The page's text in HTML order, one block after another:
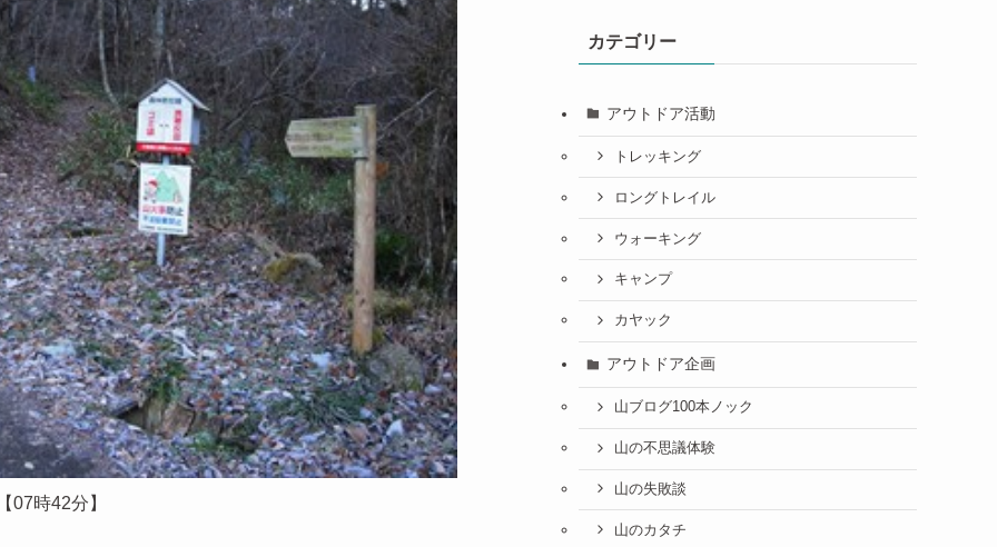
07時42分】
カテゴリー
アウトドア活動
トレッキング
ロングトレイル
ウォーキング
キャンプ
カヤック
アウトドア企画
山ブログ100本ノック
山の不思議体験
山の失敗談
山のカタチ